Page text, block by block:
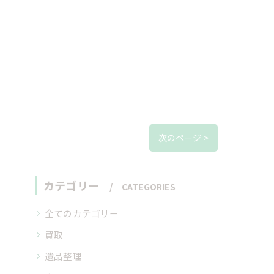
次のページ >
カテゴリー CATEGORIES
全てのカテゴリー
買取
遺品整理